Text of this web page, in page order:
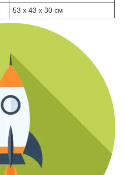
53 х 43 х 30 см